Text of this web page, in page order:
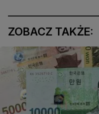
ZOBACZ TAKŻE: